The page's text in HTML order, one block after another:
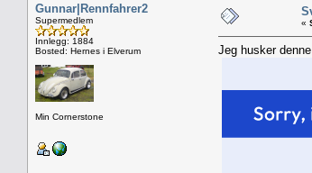
Gunnar|Rennfahrer2
Supermedlem
Innlegg: 1884
Bosted: Hernes i Elverum
Min Cornerstone
«
Jeg husker